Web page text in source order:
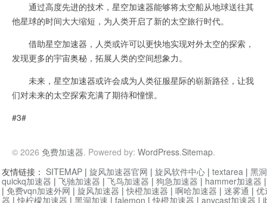
通过高度先进的技术，星空加速器能够将太空船从地球送往其
他星球的时间大大缩短，为人类开启了新的太空旅行时代。
借助星空加速器，人类或许可以更快地实现对外太空的探索，
发现更多的宇宙奥秘，拓展人类的空间想象力。
未来，星空加速器或许会成为人类征服星际的崭新路径，让我
们对未来的太空探索充满了期待和憧憬。
#3#
© 2026 免费加速器. Powered by: WordPress.Sitemap.
友情链接： SITEMAP | 旋风加速器官网 | 旋风软件中心 | textarea | 黑
quickq加速器 | 飞驰加速器 | 飞鸟加速器 | 狗急加速器 | hammer加速器
| 免费vqn加速外网 | 旋风加速器 |快橙加速器 | 啊哈加速器 | 迷雾通 | 优
器 |快柠檬加速器 | 黑洞加速 | falemon |快橙加速器 | anycast加速器 |